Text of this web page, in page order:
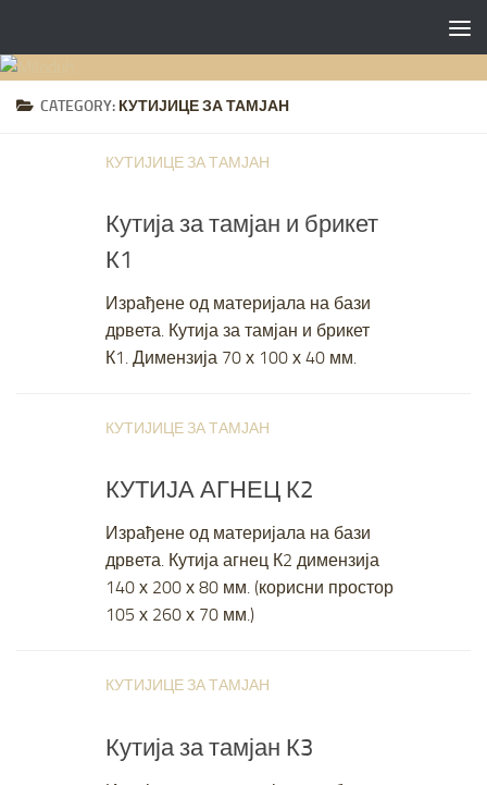
CATEGORY: КУТИЈИЦЕ ЗА ТАМЈАН
КУТИЈИЦЕ ЗА ТАМЈАН
Кутија за тамјан и брикет
К1
Израђене од материјала на бази
дрвета. Кутија за тамјан и брикет
К1. Димензија 70 х 100 х 40 мм.
КУТИЈИЦЕ ЗА ТАМЈАН
КУТИЈА АГНЕЦ К2
Израђене од материјала на бази
дрвета. Кутија агнец К2 димензија
140 х 200 х 80 мм. (корисни простор
105 х 260 х 70 мм.)
КУТИЈИЦЕ ЗА ТАМЈАН
Кутија за тамјан К3